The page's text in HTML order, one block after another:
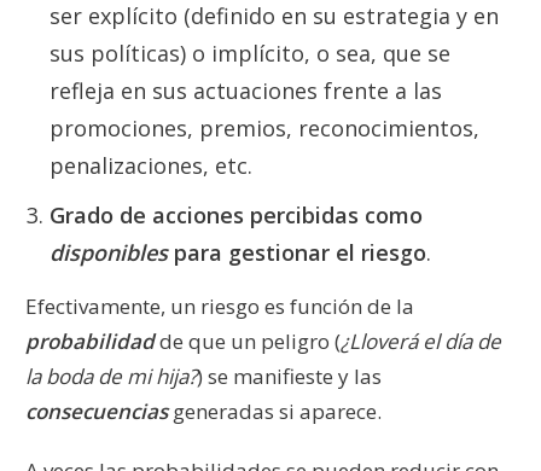
ser explícito (definido en su estrategia y en
sus políticas) o implícito, o sea, que se
refleja en sus actuaciones frente a las
promociones, premios, reconocimientos,
penalizaciones, etc.
Grado de acciones percibidas como
disponibles para gestionar el riesgo.
Efectivamente, un riesgo es función de la
probabilidadde que un peligro (¿Lloverá el día de
la boda de mi hija?) se manifieste y las
consecuenciasgeneradas si aparece.